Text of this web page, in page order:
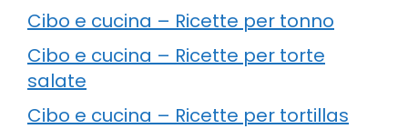
Cibo e cucina – Ricette per tonno
Cibo e cucina – Ricette per torte
salate
Cibo e cucina – Ricette per tortillas